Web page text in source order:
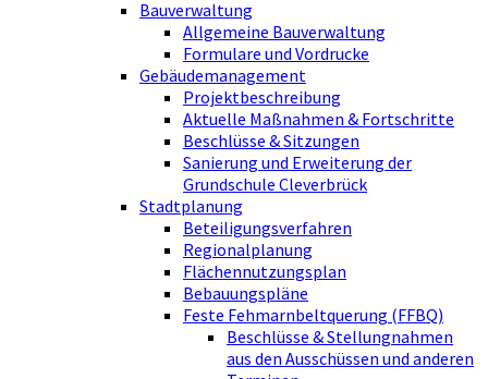
Bauverwaltung
Allgemeine Bauverwaltung
Formulare und Vordrucke
Gebäudemanagement
Projektbeschreibung
Aktuelle Maßnahmen & Fortschritte
Beschlüsse & Sitzungen
Sanierung und Erweiterung der
Grundschule Cleverbrück
Stadtplanung
Beteiligungsverfahren
Regionalplanung
Flächennutzungsplan
Bebauungspläne
Feste Fehmarnbeltquerung (FFBQ)
Beschlüsse & Stellungnahmen
aus den Ausschüssen und anderen